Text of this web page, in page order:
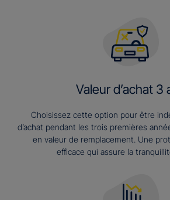
Valeur d’achat 3
Choisissez cette option pour être
d’achat pendant les trois premières
en valeur de remplacement. Une
efficace qui assure la